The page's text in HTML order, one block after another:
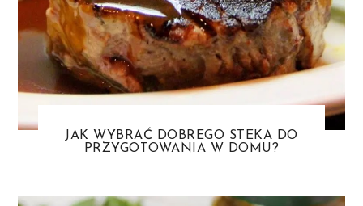
JAK WYBRAĆ DOBREGO STEKA DO
PRZYGOTOWANIA W DOMU?